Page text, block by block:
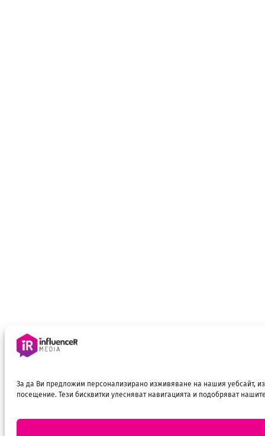
За да Ви предложим персонализирано изживяване на нашия уебсайт,
посещение. Тези бисквитки улесняват навигацията и подобряват